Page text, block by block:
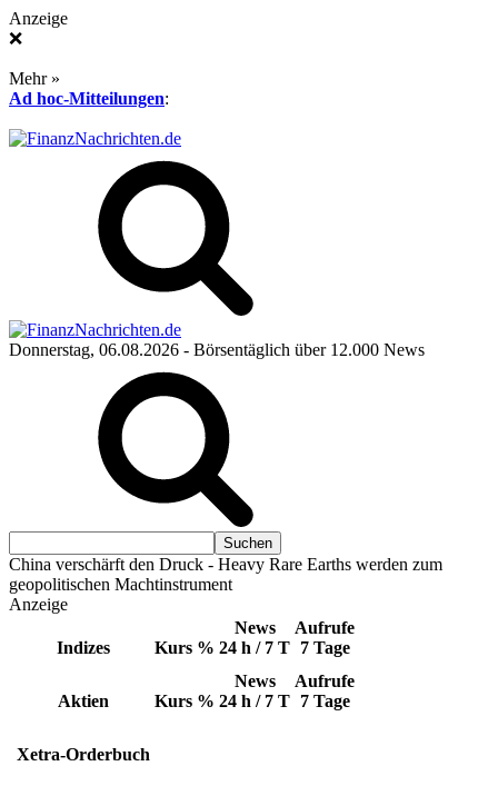
Anzeige
❌
Mehr »
Ad hoc-Mitteilungen:
Donnerstag, 06.08.2026 - Börsentäglich über 12.000 News
China verschärft den Druck - Heavy Rare Earths werden zum
geopolitischen Machtinstrument
Anzeige
Indizes Kurs %
News
24 h / 7 T
Aufrufe
7 Tage
Aktien Kurs %
News
24 h / 7 T
Aufrufe
7 Tage
Xetra-Orderbuch